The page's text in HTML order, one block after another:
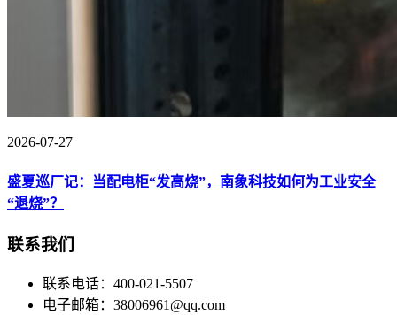
2026-07-27
盛夏巡厂记：当配电柜“发高烧”，南象科技如何为工业安全
“退烧”？
联系我们
联系电话：400-021-5507
电子邮箱：38006961@qq.com